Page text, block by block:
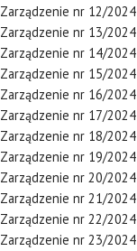
Zarządzenie nr 12/2024
Zarządzenie nr 13/2024
Zarządzenie nr 14/2024
Zarządzenie nr 15/2024
Zarządzenie nr 16/2024
Zarządzenie nr 17/2024
Zarządzenie nr 18/2024
Zarządzenie nr 19/2024
Zarządzenie nr 20/2024
Zarządzenie nr 21/2024
Zarządzenie nr 22/2024
Zarządzenie nr 23/2024